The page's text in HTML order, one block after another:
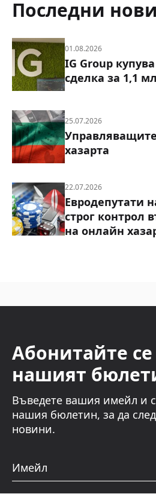
Последни
01.08.2026
IG Group
сделка за 1,1
25.07.2026
хазарта
22.07.2026
Евродепутати
строг контрол
на онлайн
Абонитайте се
нашият
Въведете вашия имейл и
нашия бюлетин, за да
новини.
Имейл